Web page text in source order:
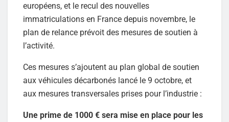
européens, et le recul des nouvelles
immatriculations en France depuis novembre, le
plan de relance prévoit des mesures de soutien à
l’activité.
Ces mesures s’ajoutent au plan global de soutien
aux véhicules décarbonés lancé le 9 octobre, et
aux mesures transversales prises pour l’industrie :
Une prime de 1000 € sera mise en place pour les